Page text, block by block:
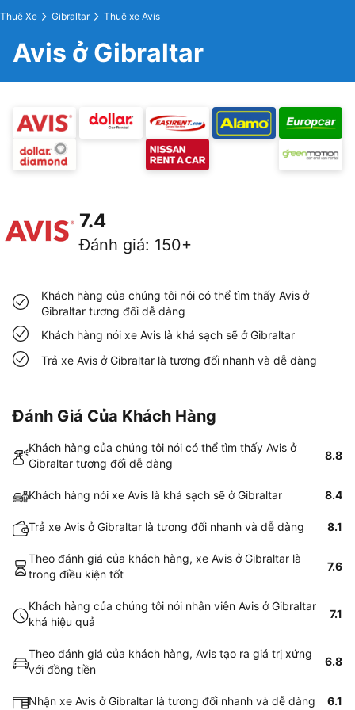
Thuê Xe Gibraltar Thuê xe Avis
Avis ở Gibraltar
7.4
Đánh giá: 150+
Khách hàng của chúng tôi nói có thể tìm thấy Avis ở
Gibraltar tương đối dễ dàng
Khách hàng nói xe Avis là khá sạch sẽ ở Gibraltar
Trả xe Avis ở Gibraltar là tương đối nhanh và dễ dàng
Đánh Giá Của Khách Hàng
Khách hàng của chúng tôi nói có thể tìm thấy Avis ở
Gibraltar tương đối dễ dàng
8.8
Khách hàng nói xe Avis là khá sạch sẽ ở Gibraltar 8.4
Trả xe Avis ở Gibraltar là tương đối nhanh và dễ dàng 8.1
Theo đánh giá của khách hàng, xe Avis ở Gibraltar là
trong điều kiện tốt
7.6
Khách hàng của chúng tôi nói nhân viên Avis ở Gibraltar
khá hiệu quả
7.1
Theo đánh giá của khách hàng, Avis tạo ra giá trị xứng
với đồng tiền
6.8
Nhận xe Avis ở Gibraltar là tương đối nhanh và dễ dàng 6.1